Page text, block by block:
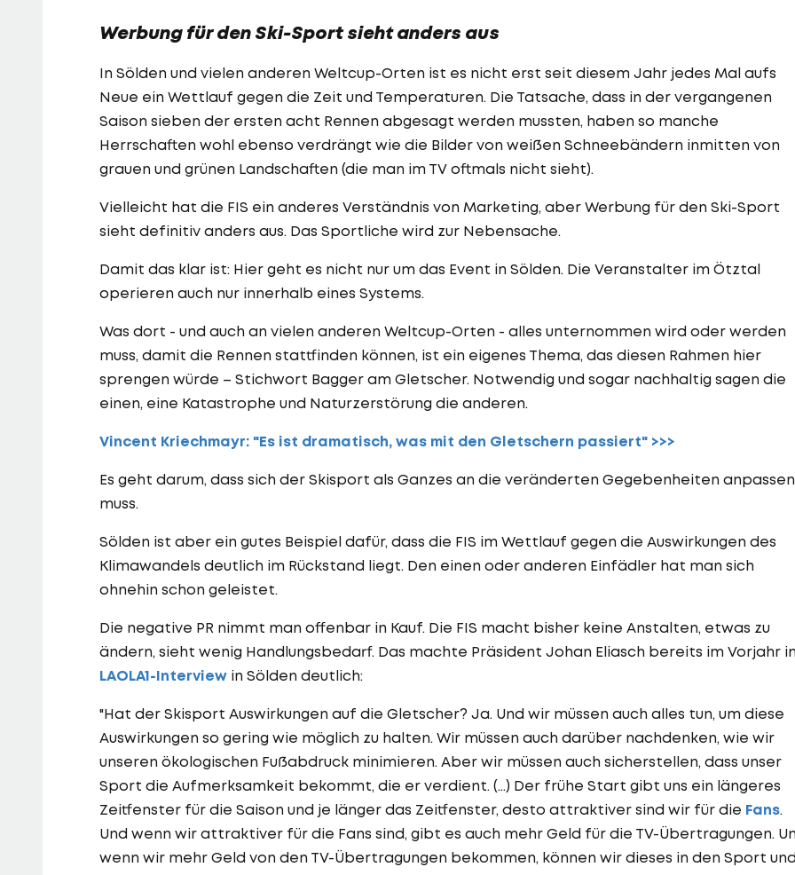
Werbung für den Ski-Sport sieht anders aus
In Sölden und vielen anderen Weltcup-Orten ist es nicht erst seit diesem Jahr jedes Mal aufs
Neue ein Wettlauf gegen die Zeit und Temperaturen. Die Tatsache, dass in der vergangenen
Saison sieben der ersten acht Rennen abgesagt werden mussten, haben so manche
Herrschaften wohl ebenso verdrängt wie die Bilder von weißen Schneebändern inmitten von
grauen und grünen Landschaften (die man im TV oftmals nicht sieht).
Vielleicht hat die FIS ein anderes Verständnis von Marketing, aber Werbung für den Ski-Sport
sieht definitiv anders aus. Das Sportliche wird zur Nebensache.
Damit das klar ist: Hier geht es nicht nur um das Event in Sölden. Die Veranstalter im Ötztal
operieren auch nur innerhalb eines Systems.
Was dort - und auch an vielen anderen Weltcup-Orten - alles unternommen wird oder werden
muss, damit die Rennen stattfinden können, ist ein eigenes Thema, das diesen Rahmen hier
sprengen würde – Stichwort Bagger am Gletscher. Notwendig und sogar nachhaltig sagen die
einen, eine Katastrophe und Naturzerstörung die anderen.
Vincent Kriechmayr: "Es ist dramatisch, was mit den Gletschern passiert" >>>
Es geht darum, dass sich der Skisport als Ganzes an die veränderten Gegebenheiten anpassen
muss.
Sölden ist aber ein gutes Beispiel dafür, dass die FIS im Wettlauf gegen die Auswirkungen des
Klimawandels deutlich im Rückstand liegt. Den einen oder anderen Einfädler hat man sich
ohnehin schon geleistet.
Die negative PR nimmt man offenbar in Kauf. Die FIS macht bisher keine Anstalten, etwas zu
ändern, sieht wenig Handlungsbedarf. Das machte Präsident Johan Eliasch bereits im Vorjahr
LAOLA1-Interview in Sölden deutlich:
"Hat der Skisport Auswirkungen auf die Gletscher? Ja. Und wir müssen auch alles tun, um diese
Auswirkungen so gering wie möglich zu halten. Wir müssen auch darüber nachdenken, wie wir
unseren ökologischen Fußabdruck minimieren. Aber wir müssen auch sicherstellen, dass unser
Sport die Aufmerksamkeit bekommt, die er verdient. (...) Der frühe Start gibt uns ein längeres
Zeitfenster für die Saison und je länger das Zeitfenster, desto attraktiver sind wir für die Fans.
Und wenn wir attraktiver für die Fans sind, gibt es auch mehr Geld für die TV-Übertragungen.
wenn wir mehr Geld von den TV-Übertragungen bekommen, können wir dieses in den Sport